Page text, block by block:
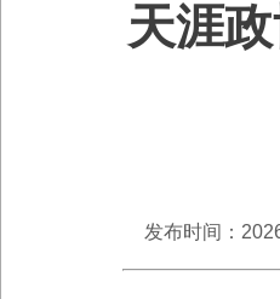
天涯
发布时间：